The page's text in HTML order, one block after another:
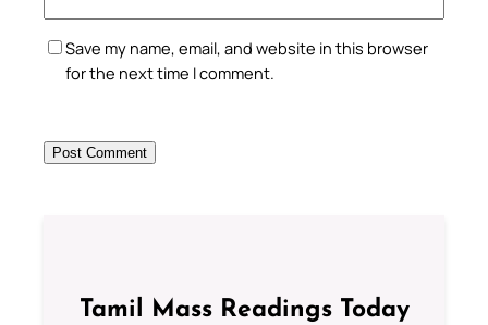
Save my name, email, and website in this browser
for the next time I comment.
Tamil Mass Readings Today